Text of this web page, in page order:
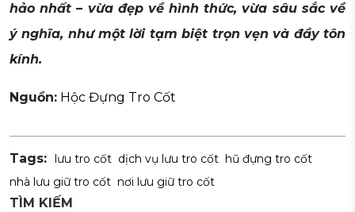
hảo nhất – vừa đẹp về hình thức, vừa sâu sắc về
ý nghĩa, như một lời tạm biệt trọn vẹn và đầy tôn
kính.
Nguồn: Hộc Đựng Tro Cốt
Tags: lưu tro cốt dịch vụ lưu tro cốt hũ đựng tro cốt
nhà lưu giữ tro cốt nơi lưu giữ tro cốt
TÌM KIẾM